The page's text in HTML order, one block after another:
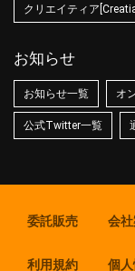
クリエイティア
お知らせ
お知らせ一覧 オ
公式Twitter一覧
委託販売 会
利用規約 個